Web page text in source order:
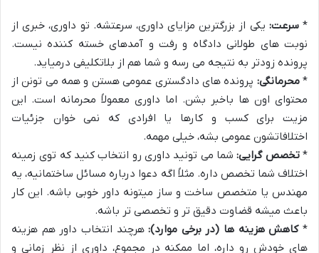
*سرعت: یکی از بزرگترین مزایای داوری، سرعتشه. تو داوری، خبری از
نوبت های طولانی دادگاه و رفت و آمدهای خسته کننده نیست.
پرونده زودتر به نتیجه می رسه و شما هم از بلاتکلیفی درمیاید.
*محرمانگی: پرونده های دادگستری عمومی هستن و همه می تونن از
محتوای اون ها باخبر بشن. اما داوری معمولاً محرمانه است. این
مزیت برای کسب و کارها یا افرادی که نمی خوان جزئیات
اختلافاتشون عمومی بشه، خیلی مهمه.
*تخصص گرایی:شما می تونید داوری رو انتخاب کنید که توی زمینه
اختلاف شما تخصص داره. مثلاً اگه دعوا درباره مسائل ساختمانیه، یه
مهندس یا متخصص ساخت و ساز میتونه داور خوبی باشه. این کار
باعث میشه قضاوت دقیق تر و تخصصی تر باشه.
*کاهش هزینه ها (در برخی موارد):هرچند انتخاب داور هم هزینه
های خودش رو داره، اما ممکنه در مجموع، داوری از نظر زمانی و